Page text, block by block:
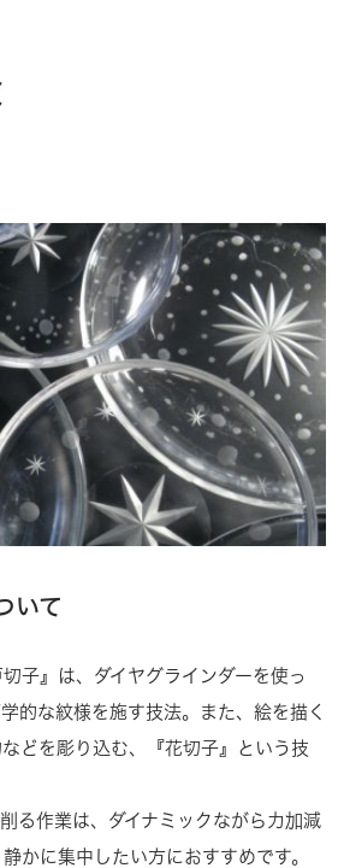
いて
子』は、ダイヤグラインダーを使っ
的な紋様を施す技法。また、絵を描く
どを彫り込む、『花切子』という技
る作業は、ダイナミックながら力加減
かに集中したい方におすすめです。